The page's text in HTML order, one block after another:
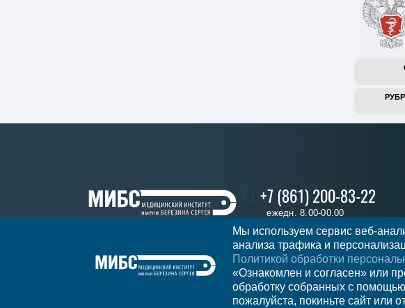
+7 (861) 200-83-22
ежедн. 8.00-00.00
РегионКраснодар Записаться на прием
Мы в социальных сетях
Мы используем сервис веб-
анализа трафика и
Политикой обработки
«Ознакомлен и согласен» или
обработку собранных с
пожалуйста, покиньте сайт или